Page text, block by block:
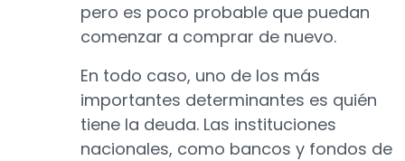
pero es poco probable que puedan
comenzar a comprar de nuevo.
En todo caso, uno de los más
importantes determinantes es quién
tiene la deuda. Las instituciones
nacionales, como bancos y fondos de